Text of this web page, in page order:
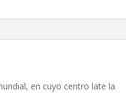
en cuyo centro late la